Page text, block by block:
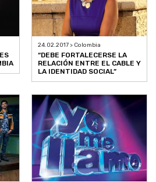
24.02.2017 > Colombia
“DEBE FORTALECERSE LA
RELACIÓN ENTRE EL CABLE Y
LA IDENTIDAD SOCIAL”